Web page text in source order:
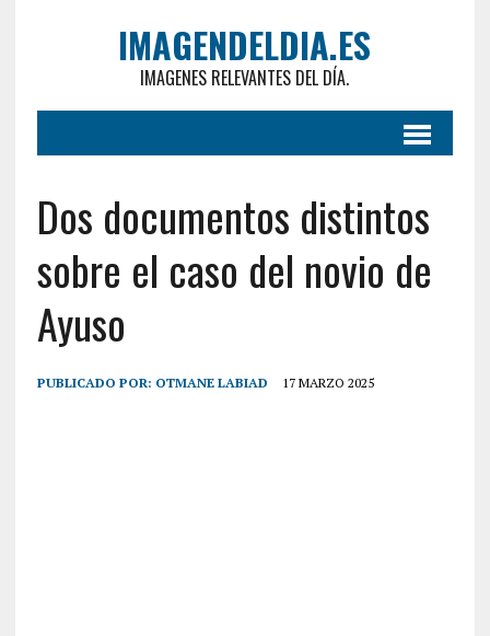
IMAGENDELDIA.ES
IMAGENES RELEVANTES DEL DÍA.
Dos documentos distintos
sobre el caso del novio de
Ayuso
PUBLICADO POR: OTMANE LABIAD 17 MARZO 2025